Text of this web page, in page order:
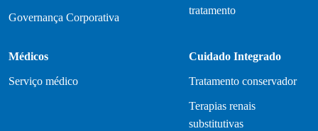
Governança Corporativa
tratamento
Médicos
Serviço médico
Cuidado Integrado
Tratamento conservador
Terapias renais
substitutivas